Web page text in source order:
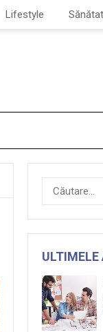
Lifestyle
Caută
după:
ULTIMELE